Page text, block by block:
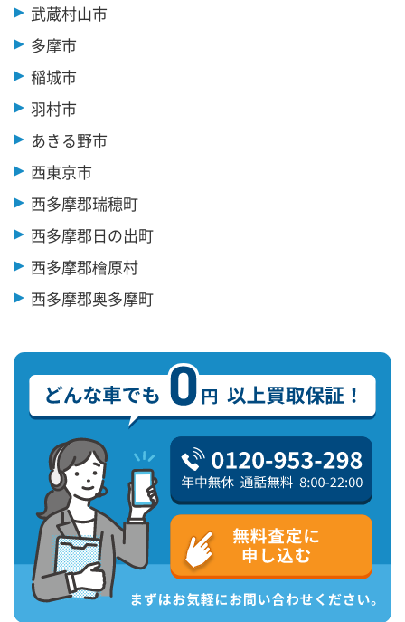
武蔵村山市
多摩市
稲城市
羽村市
あきる野市
西東京市
西多摩郡瑞穂町
西多摩郡日の出町
西多摩郡檜原村
西多摩郡奥多摩町